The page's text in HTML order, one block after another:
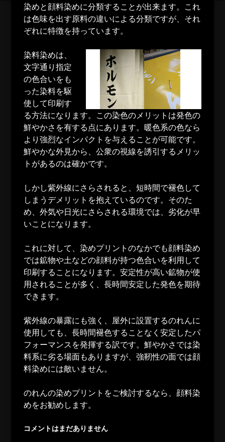
染めと顔料染めに分類することが出来ます。これ
は色味を出す原料の違いによる分類ですが、それ
ぞれに特徴を持っています。
染料染めは、
文字通り指定
の色合いをも
った染料を駆
使して印刷す
る方法になります。この染色のメリットは発色の
鮮やかさを有する点にあります。暖色系の色なら
より強烈なインパクトを与えることが可能です。
鮮やかな外見から、公衆の視線を誘引するメリッ
トがあるのは確かです。
しかし紫外線にさらされると、短時間で褪色して
しまうデメリットを抱えているのです。そのた
め、外気や日光にさらされる環境では、劣化が早
いことになります。
これに対して、染めプリントのなかでも顔料染め
では鉱物や土などの顔料が持つ色合いを利用して
印刷することになります。安定性が高い鉱物が使
用されることが多く、長時間安定した発色を期待
できます。
紫外線の暴露にも強く、屋外に設置するのれんに
使用しても、長時間褪色することなく安定したパ
フォーマンスを発揮する訳です。鮮やかさでは染
料系に劣る場面もありますが、強靭性の面では顔
料染めには敵いません。
のれんの染めプリントをご検討するなら、顔料染
めをお勧めします。
コメントはまだありません